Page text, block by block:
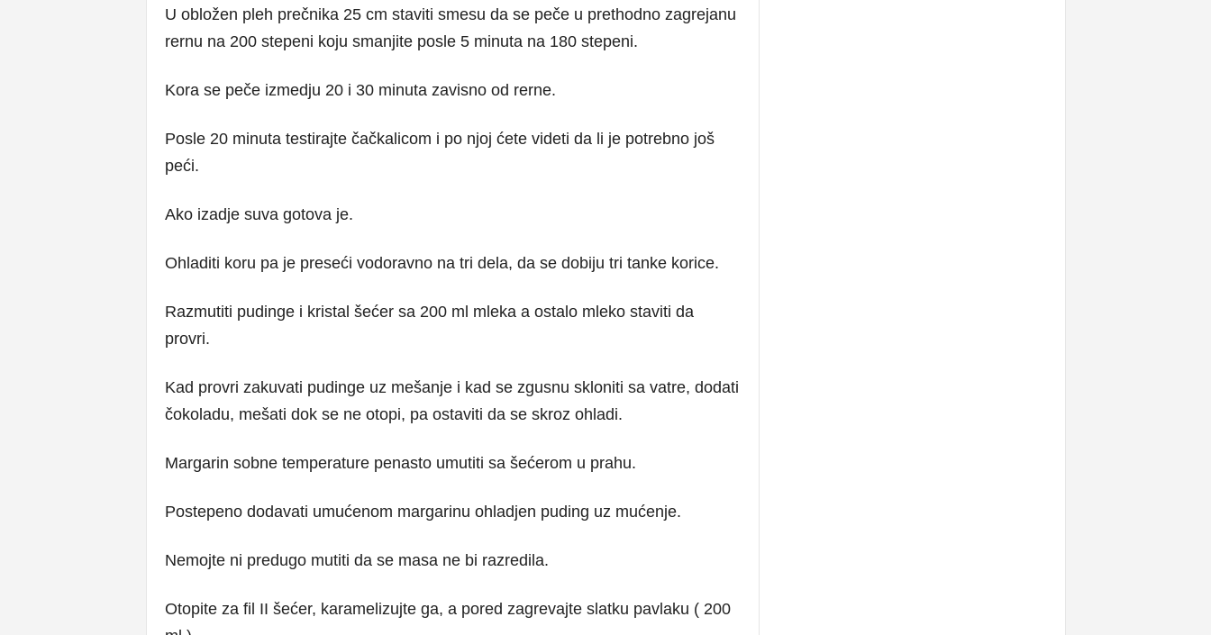
U obložen pleh prečnika 25 cm staviti smesu da se peče u prethodno zagrejanu
rernu na 200 stepeni koju smanjite posle 5 minuta na 180 stepeni.
Kora se peče izmedju 20 i 30 minuta zavisno od rerne.
Posle 20 minuta testirajte čačkalicom i po njoj ćete videti da li je potrebno još
peći.
Ako izadje suva gotova je.
Ohladiti koru pa je preseći vodoravno na tri dela, da se dobiju tri tanke korice.
Razmutiti pudinge i kristal šećer sa 200 ml mleka a ostalo mleko staviti da
provri.
Kad provri zakuvati pudinge uz mešanje i kad se zgusnu skloniti sa vatre, dodati
čokoladu, mešati dok se ne otopi, pa ostaviti da se skroz ohladi.
Margarin sobne temperature penasto umutiti sa šećerom u prahu.
Postepeno dodavati umućenom margarinu ohladjen puding uz mućenje.
Nemojte ni predugo mutiti da se masa ne bi razredila.
Otopite za fil II šećer, karamelizujte ga, a pored zagrevajte slatku pavlaku ( 200